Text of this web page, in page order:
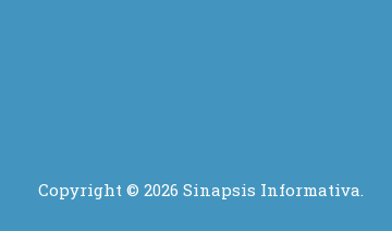
Copyright © 2026 Sinapsis Informativa.